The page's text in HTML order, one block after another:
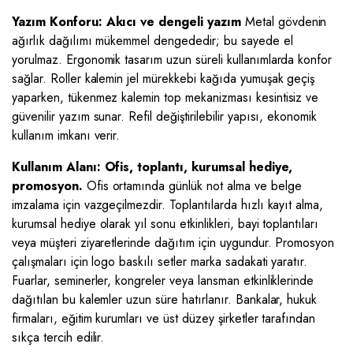
Yazım Konforu: Akıcı ve dengeli yazımMetal gövdenin
ağırlık dağılımı mükemmel dengededir; bu sayede el
yorulmaz. Ergonomik tasarım uzun süreli kullanımlarda konfor
sağlar. Roller kalemin jel mürekkebi kağıda yumuşak geçiş
yaparken, tükenmez kalemin top mekanizması kesintisiz ve
güvenilir yazım sunar. Refil değiştirilebilir yapısı, ekonomik
kullanım imkanı verir.
Kullanım Alanı: Ofis, toplantı, kurumsal hediye,
promosyon. Ofis ortamında günlük not alma ve belge
imzalama için vazgeçilmezdir. Toplantılarda hızlı kayıt alma,
kurumsal hediye olarak yıl sonu etkinlikleri, bayi toplantıları
veya müşteri ziyaretlerinde dağıtım için uygundur. Promosyon
çalışmaları için logo baskılı setler marka sadakati yaratır.
Fuarlar, seminerler, kongreler veya lansman etkinliklerinde
dağıtılan bu kalemler uzun süre hatırlanır. Bankalar, hukuk
firmaları, eğitim kurumları ve üst düzey şirketler tarafından
sıkça tercih edilir.